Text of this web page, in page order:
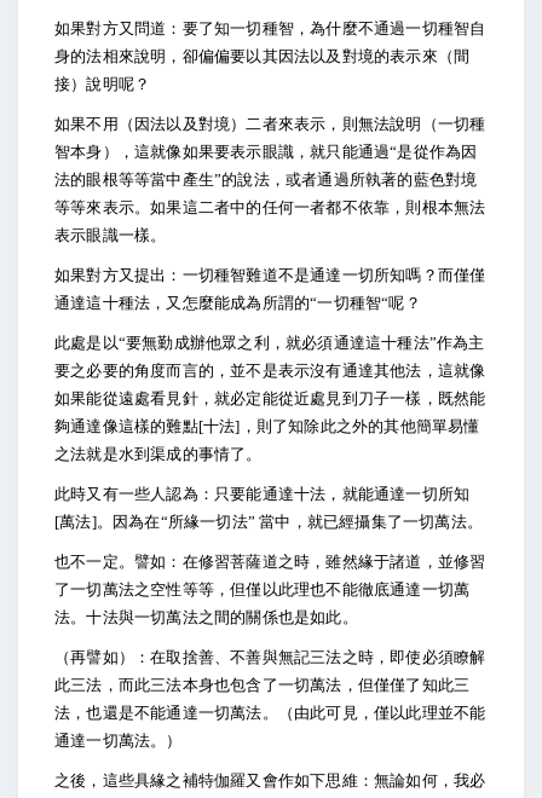
如果對方又問道：要了知一切種智，為什麼不通過一切種智自
身的法相來說明，卻偏偏要以其因法以及對境的表示來（間
接）說明呢？
如果不用（因法以及對境）二者來表示，則無法說明（一切種
智本身），這就像如果要表示眼識，就只能通過“是從作為因
法的眼根等等當中產生”的說法，或者通過所執著的藍色對境
等等來表示。如果這二者中的任何一者都不依靠，則根本無法
表示眼識一樣。
如果對方又提出：一切種智難道不是通達一切所知嗎？而僅僅
通達這十種法，又怎麼能成為所謂的“一切種智“呢？
此處是以“要無勤成辦他眾之利，就必須通達這十種法”作為主
要之必要的角度而言的，並不是表示沒有通達其他法，這就像
如果能從遠處看見針，就必定能從近處見到刀子一樣，既然能
夠通達像這樣的難點[十法]，則了知除此之外的其他簡單易懂
之法就是水到渠成的事情了。
此時又有一些人認為：只要能通達十法，就能通達一切所知
[萬法]。因為在“所緣一切法” 當中，就已經攝集了一切萬法。
也不一定。譬如：在修習菩薩道之時，雖然緣于諸道，並修習
了一切萬法之空性等等，但僅以此理也不能徹底通達一切萬
法。十法與一切萬法之間的關係也是如此。
（再譬如）：在取捨善、不善與無記三法之時，即使必須瞭解
此三法，而此三法本身也包含了一切萬法，但僅僅了知此三
法，也還是不能通達一切萬法。（由此可見，僅以此理並不能
通達一切萬法。）
之後，這些具緣之補特伽羅又會作如下思維：無論如何，我必